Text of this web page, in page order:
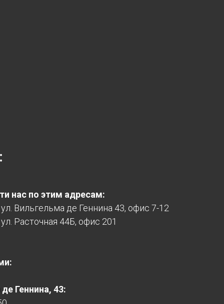
нас по этим адресам:
ул. Вильгельма де Геннина 43, офис 7-12
ул. Расточная 44Б, офис 201
Геннина, 43: